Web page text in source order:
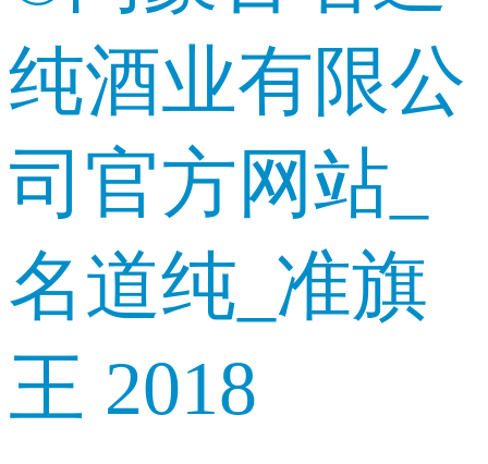
纯酒业有限公
司官方网站_
名道纯_准旗
王 2018